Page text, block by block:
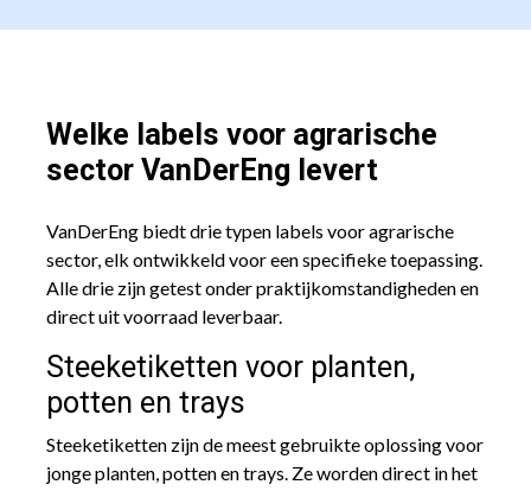
Welke labels voor agrarische
sector VanDerEng levert
VanDerEng biedt drie typen labels voor agrarische
sector, elk ontwikkeld voor een specifieke toepassing.
Alle drie zijn getest onder praktijkomstandigheden en
direct uit voorraad leverbaar.
Steeketiketten voor planten,
potten en trays
Steeketiketten zijn de meest gebruikte oplossing voor
jonge planten, potten en trays. Ze worden direct in het